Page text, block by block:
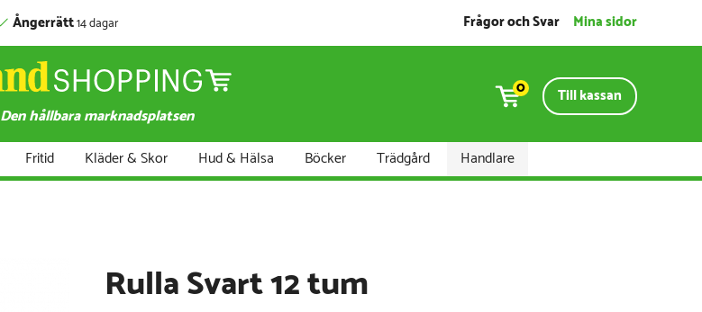
Ångerrätt14 dagar Frågor och Svar Mina sidor
Den hållbara marknadsplatsen
0 Till kassan
Fritid Kläder & Skor Hud & Hälsa Böcker Trädgård Handlare
Rulla Svart 12 tum